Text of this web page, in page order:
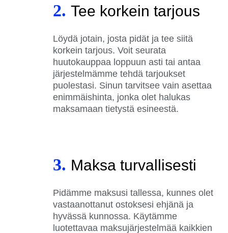
2. Tee korkein tarjous
Löydä jotain, josta pidät ja tee siitä
korkein tarjous. Voit seurata
huutokauppaa loppuun asti tai antaa
järjestelmämme tehdä tarjoukset
puolestasi. Sinun tarvitsee vain asettaa
enimmäishinta, jonka olet halukas
maksamaan tietystä esineestä.
3. Maksa turvallisesti
Pidämme maksusi tallessa, kunnes olet
vastaanottanut ostoksesi ehjänä ja
hyvässä kunnossa. Käytämme
luotettavaa maksujärjestelmää kaikkien